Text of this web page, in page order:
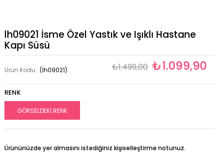
lh09021 İsme Özel Yastık ve Işıklı Hastane
Kapı Süsü
Ürün Kodu: (lh09021) ₺1.499,00 ₺1.099,90
RENK
GÖRSELDEKİ RENK
Ürününüzde yer almasını istediğiniz kişiselleştirme notunuz.